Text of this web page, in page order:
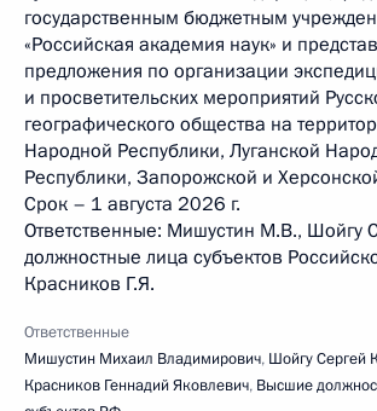
государственным бюджетным
«Российская академия наук» и
предложения по организации
и просветительских мероприятий
географического общества на
Народной Республики, Луганской
Республики, Запорожской и
Срок – 1 августа 2026 г.
Ответственные: Мишустин М.В., Шойгу
должностные лица субъектов
Красников Г.Я.
Ответственные
Мишустин Михаил Владимирович, Шойгу Сергей
Красников Геннадий Яковлевич, Высшие